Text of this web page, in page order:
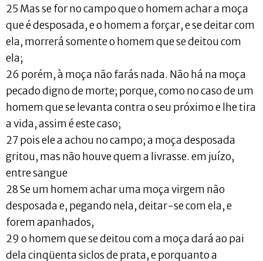
25 Mas se for no campo que o homem achar a moça
que é desposada, e o homem a forçar, e se deitar com
ela, morrerá somente o homem que se deitou com
ela;
26 porém, à moça não farás nada. Não há na moça
pecado digno de morte; porque, como no caso de um
homem que se levanta contra o seu próximo e lhe tira
a vida, assim é este caso;
27 pois ele a achou no campo; a moça desposada
gritou, mas não houve quem a livrasse. em juízo,
entre sangue
28 Se um homem achar uma moça virgem não
desposada e, pegando nela, deitar-se com ela, e
forem apanhados,
29 o homem que se deitou com a moça dará ao pai
dela cinqüenta siclos de prata, e porquanto a